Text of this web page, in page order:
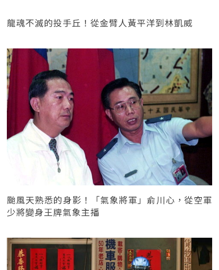
龍魂不滅的投手丘！從金臂人黃平洋到林凱威
颱風天熟悉的身影！「氣象將軍」俞川心，從空軍
少將變身王牌氣象主播